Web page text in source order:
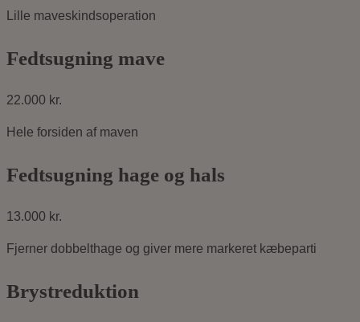
Lille maveskindsoperation
Fedtsugning mave
22.000 kr.
Hele forsiden af maven
Fedtsugning hage og hals
13.000 kr.
Fjerner dobbelthage og giver mere markeret kæbeparti
Brystreduktion